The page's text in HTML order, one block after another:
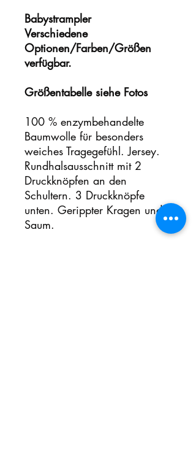
Babystrampler
Verschiedene
Optionen/Farben/Größen
verfügbar.
Größentabelle siehe Fotos
100 % enzymbehandelte
Baumwolle für besonders
weiches Tragegefühl. Jersey.
Rundhalsausschnitt mit 2
Druckknöpfen an den
Schultern. 3 Druckknöpfe
unten. Gerippter Kragen und
Saum.